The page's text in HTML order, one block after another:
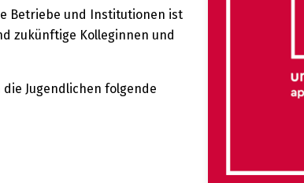
Betriebe und Institutionen ist
zukünftige Kolleginnen und
Jugendlichen folgende